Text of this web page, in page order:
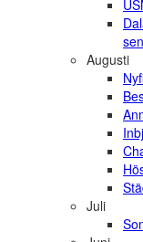
Augusti
Juli